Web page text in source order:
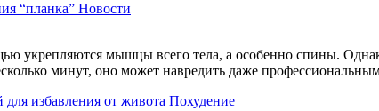
“планка” Новости
укрепляются мышцы всего тела, а особенно спины.
минут, оно может навредить даже
избавления от живота Похудение